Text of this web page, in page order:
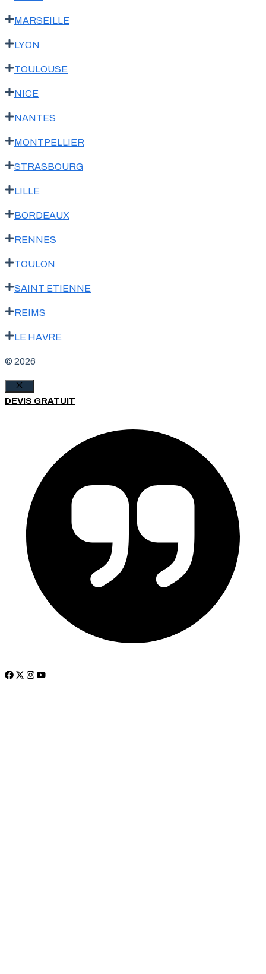
MARSEILLE
LYON
TOULOUSE
NICE
NANTES
MONTPELLIER
STRASBOURG
LILLE
BORDEAUX
RENNES
TOULON
SAINT ETIENNE
REIMS
LE HAVRE
© 2026
Fermer
DEVIS GRATUIT